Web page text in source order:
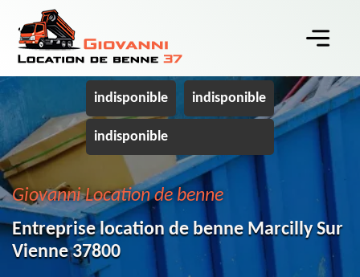
indisponible indisponible
indisponible
Giovanni Location de benne
Entreprise location de benne Marcilly Sur
Vienne 37800